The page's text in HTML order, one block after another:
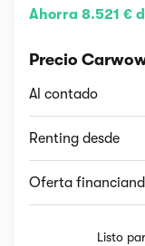
Ahorra 8.521 €
Precio
Al contado
Renting desde
Oferta
Listo